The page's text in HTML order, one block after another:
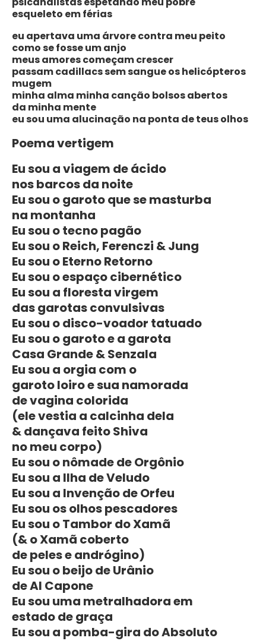
esqueleto em férias
eu apertava uma árvore contra meu peito
como se fosse um anjo
meus amores começam crescer
passam cadillacs sem sangue os helicópteros
mugem
minha alma minha canção bolsos abertos
da minha mente
eu sou uma alucinação na ponta de teus olhos
Poema vertigem
Eu sou a viagem de ácido
nos barcos da noite
Eu sou o garoto que se masturba
na montanha
Eu sou o tecno pagão
Eu sou o Reich, Ferenczi & Jung
Eu sou o Eterno Retorno
Eu sou o espaço cibernético
Eu sou a floresta virgem
das garotas convulsivas
Eu sou o disco-voador tatuado
Eu sou o garoto e a garota
Casa Grande & Senzala
Eu sou a orgia com o
garoto loiro e sua namorada
de vagina colorida
(ele vestia a calcinha dela
& dançava feito Shiva
no meu corpo)
Eu sou o nômade de Orgônio
Eu sou a Ilha de Veludo
Eu sou a Invenção de Orfeu
Eu sou os olhos pescadores
Eu sou o Tambor do Xamã
(& o Xamã coberto
de peles e andrógino)
Eu sou o beijo de Urânio
de Al Capone
Eu sou uma metralhadora em
estado de graça
Eu sou a pomba-gira do Absoluto